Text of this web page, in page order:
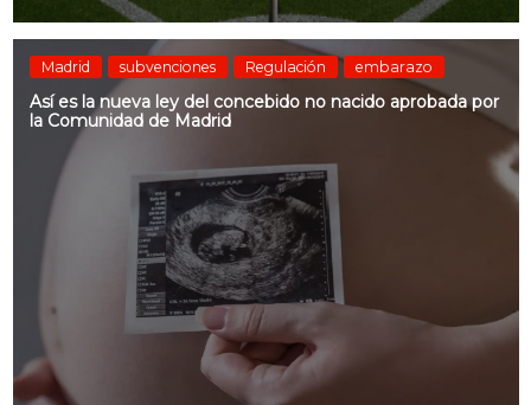
Madrid subvenciones Regulación embarazo
Así es la nueva ley del concebido no nacido aprobada por
la Comunidad de Madrid